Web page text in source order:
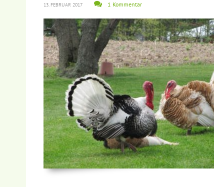
13. FEBRUAR 2017 1 Kommentar